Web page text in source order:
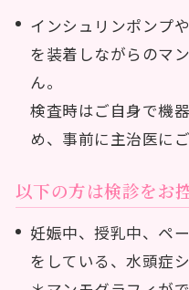
インシュリンポンプ
を装着しながらのマ
ん。
検査時はご自身で機
め、事前に主治医に
以下の方は検診をお
妊娠中、授乳中、ペ
をしている、水頭症